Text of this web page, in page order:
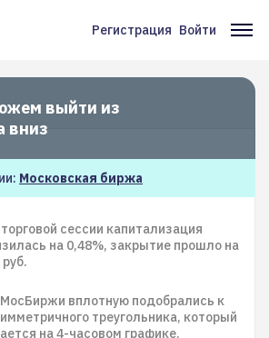
Меню
учётной
записи
Регистрация Войти
выйти из
вниз
Московская биржа
сессии капитализация
на 0,48%, закрытие прошло на
МосБиржи вплотную подобрались к
треугольника, который
на 4-часовом графике.